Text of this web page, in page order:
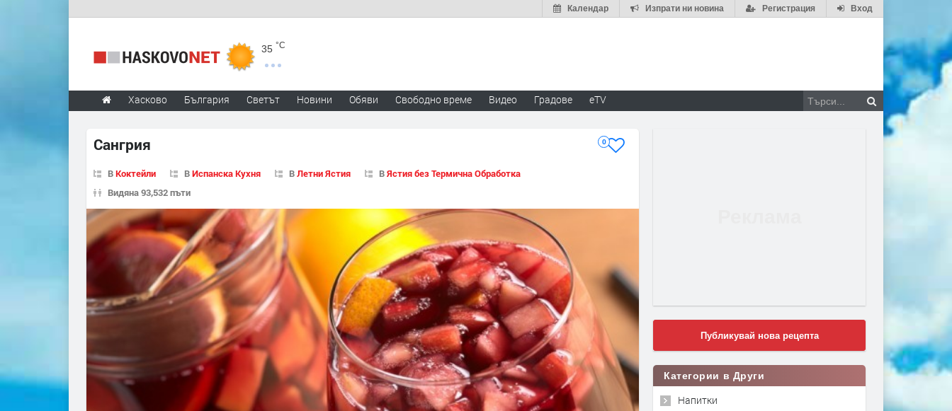
Вход
Регистрация
Изпрати ни новина
Календар
35 °C
Хасково България Светът Новини Обяви Свободно време Видео Градове eTV
Сангрия 0
ВКоктейли ВИспанска Кухня ВЛетни Ястия ВЯстия без Термична Обработка
Видяна 93,532 пъти
Публикувай нова рецепта
Категории в Други
Напитки